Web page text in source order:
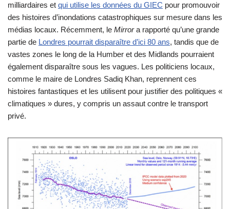
milliardaires et qui utilise les données du GIEC pour promouvoir
des histoires d’inondations catastrophiques sur mesure dans les
médias locaux. Récemment, le Mirrora rapporté qu’une grande
partie de Londres pourrait disparaître d’ici 80 ans, tandis que de
vastes zones le long de la Humber et des Midlands pourraient
également disparaître sous les vagues. Les politiciens locaux,
comme le maire de Londres Sadiq Khan, reprennent ces
histoires fantastiques et les utilisent pour justifier des politiques «
climatiques » dures, y compris un assaut contre le transport
privé.